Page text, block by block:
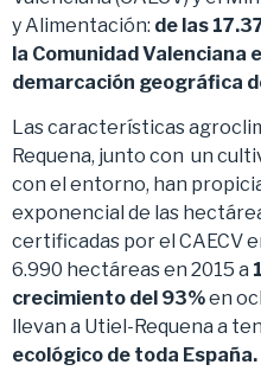
y Alimentación: de las
la Comunidad Valenciana
demarcación geográfica
Las características
Requena, junto con un
con el entorno, han
exponencial de las
certificadas por el CAECV
6.990 hectáreas en 2015 a
crecimiento del 93%en
llevan a Utiel-Requena a
ecológico de toda España.